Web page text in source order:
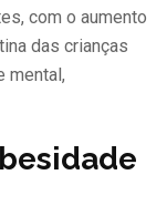
com o aumento
das crianças
mental,